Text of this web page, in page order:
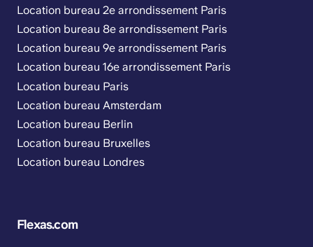
Location bureau 2e arrondissement Paris
Location bureau 8e arrondissement Paris
Location bureau 9e arrondissement Paris
Location bureau 16e arrondissement Paris
Location bureau Paris
Location bureau Amsterdam
Location bureau Berlin
Location bureau Bruxelles
Location bureau Londres
Flexas.com